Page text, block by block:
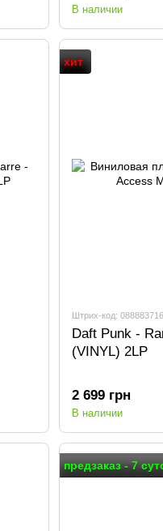
В наличии
хит
Штрих-код:
Daft Punk -
(VINYL) 2LP
2 699 грн
В наличии
предзаказ - 7